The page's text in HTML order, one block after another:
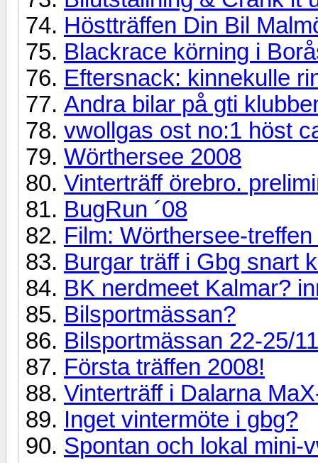
Höstträffen Din Bil
Blackrace körning i
Eftersnack: kinnekulle
Andra bilar på gti
vwollgas ost no:1 höst
Wörthersee 2008
Vinterträff örebro.
BugRun ´08
Film: Wörthersee-
Burgar träff i Gbg snart
BK nerdmeet Kalmar?
Bilsportmässan?
Bilsportmässan 22-25/11
Första träffen 2008!
Vinterträff i Dalarna
Inget vintermöte i gbg?
Spontan och lokal mini-